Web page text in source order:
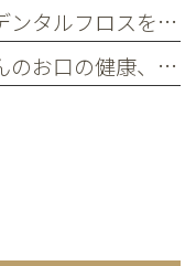
歯ブラシだけでは足りない？デンタルフロスを使うメリット
新学期前にチェック！お子さんのお口の健康、大丈夫？